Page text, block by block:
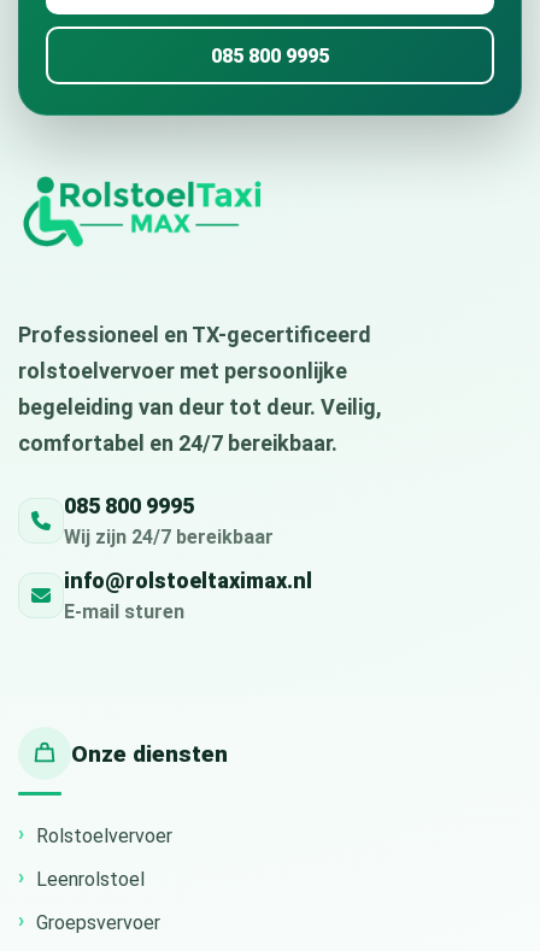
085 800 9995
Professioneel en TX-gecertificeerd
rolstoelvervoer met persoonlijke
begeleiding van deur tot deur. Veilig,
comfortabel en 24/7 bereikbaar.
085 800 9995
Wij zijn 24/7 bereikbaar
info@rolstoeltaximax.nl
E-mail sturen
Onze diensten
Rolstoelvervoer
Leenrolstoel
Groepsvervoer